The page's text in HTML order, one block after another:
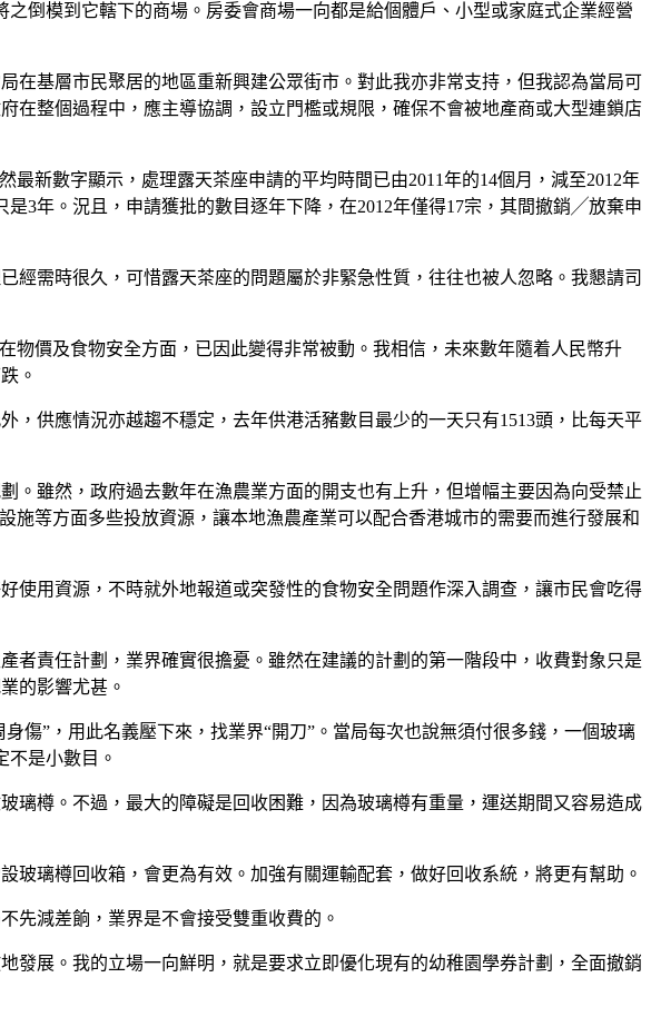
倒模到它轄下的商場。房委會商場一向都是給個體戶、小型或家庭式企業經營
在基層市民聚居的地區重新興建公眾街市。對此我亦非常支持，但我認為當局可
在整個過程中，應主導協調，設立門檻或規限，確保不會被地產商或大型連鎖店
新數字顯示，處理露天茶座申請的平均時間已由2011年的14個月，減至2012年
3年。況且，申請獲批的數目逐年下降，在2012年僅得17宗，其間撤銷╱放棄申
需時很久，可惜露天茶座的問題屬於非緊急性質，往往也被人忽略。我懇請司
物價及食物安全方面，已因此變得非常被動。我相信，未來數年隨着人民幣升
。
，供應情況亦越趨不穩定，去年供港活豬數目最少的一天只有1513頭，比每天平
。雖然，政府過去數年在漁農業方面的開支也有上升，但增幅主要因為向受禁止
等方面多些投放資源，讓本地漁農產業可以配合香港城市的需要而進行發展和
使用資源，不時就外地報道或突發性的食物安全問題作深入調查，讓市民會吃得
者責任計劃，業界確實很擔憂。雖然在建議的計劃的第一階段中，收費對象只是
的影響尤甚。
傷”，用此名義壓下來，找業界“開刀”。當局每次也說無須付很多錢，一個玻璃
是小數目。
璃樽。不過，最大的障礙是回收困難，因為玻璃樽有重量，運送期間又容易造成
璃樽回收箱，會更為有效。加強有關運輸配套，做好回收系統，將更有幫助。
先減差餉，業界是不會接受雙重收費的。
發展。我的立場一向鮮明，就是要求立即優化現有的幼稚園學券計劃，全面撤銷